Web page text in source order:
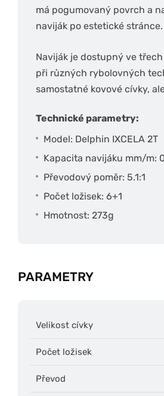
má pogumovaný povrch a
naviják po estetické stránce.
Naviják je dostupný ve
při různých rybolovných
samostatné kovové cívky,
Technické parametry:
Model: Delphin IXCELA 2T
Kapacita navijáku mm/m:
Převodový poměr: 5.1:1
Počet ložisek: 6+1
Hmotnost: 273g
PARAMETRY
Velikost cívky
Počet ložisek
Převod